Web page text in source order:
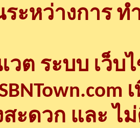
ระหว่างการ ท
วต ระบบ เว็บ
สะดวก และ ไ